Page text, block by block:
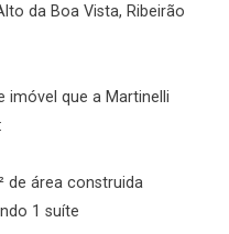
da Boa Vista, Ribeirão
imóvel que a Martinelli
de área construida
1 suíte